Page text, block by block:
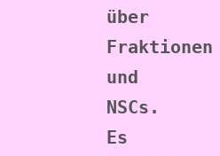
über
Fraktionen
und
NSCs.
Es